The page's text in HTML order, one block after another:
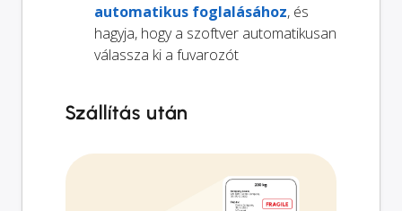
automatikus foglalásához, és
hagyja, hogy a szoftver automatikusan
válassza ki a fuvarozót
Szállítás után